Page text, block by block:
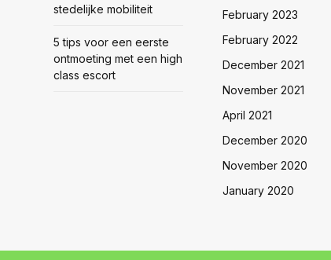
stedelijke mobiliteit
5 tips voor een eerste
ontmoeting met een high
class escort
February 2023
February 2022
December 2021
November 2021
April 2021
December 2020
November 2020
January 2020